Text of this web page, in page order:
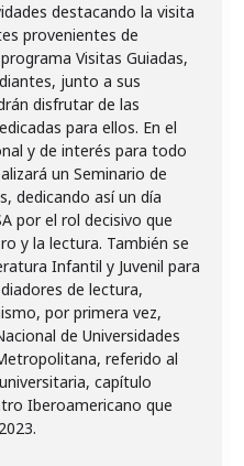
destacando la visita
provenientes de
Visitas Guiadas,
junto a sus
disfrutar de las
para ellos. En el
y de interés para todo
un Seminario de
dedicando así un día
por el rol decisivo que
y la lectura. También se
Infantil y Juvenil para
de lectura,
por primera vez,
de Universidades
referido al
capítulo
Iberoamericano que